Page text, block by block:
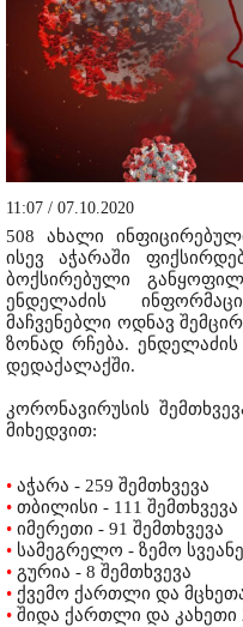
11:07 / 07.10.2020
508 ახალი
ისევ აჭარაში
ბოქსირებული
ენდელაძის
მაჩვენებლი ოდნავ
ზონად რჩება.
დედაქალაქში.
კორონავირუსის
მიხედვით:
• აჭარა - 259 შემთხვევა
• თბილისი - 111 შემთხვევა
• იმერეთი - 91 შემთხვევა
• სამეგრელო - ზემო
• გურია - 8 შემთხვევა
• ქვემო ქართლი და
• შიდა ქართლი და კახეთი